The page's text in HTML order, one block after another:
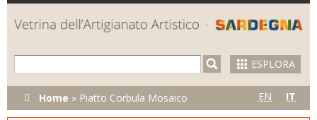
Skip to
main
content
ESPLORA
Tu sei qui
Home » Piatto Corbula Mosaico EN IT